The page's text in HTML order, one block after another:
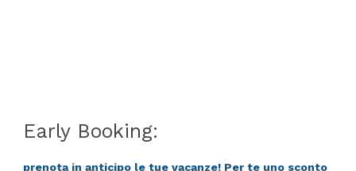
Early Booking:
prenota in anticipo le tue vacanze! Per te uno sconto